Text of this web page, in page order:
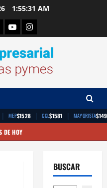
1:55:31 AM
YoutubeInstagram
| MEP$1528 | CCL$1581 | MAYORISTA
DE HOY
BUSCAR